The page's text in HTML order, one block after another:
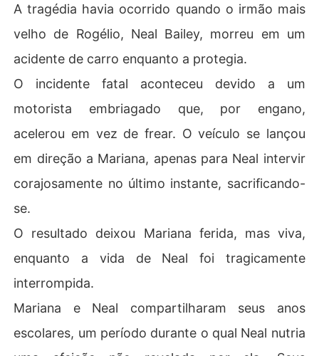
A tragédia havia ocorrido quando o irmão mais
velho de Rogélio, Neal Bailey, morreu em um
acidente de carro enquanto a protegia.
O incidente fatal aconteceu devido a um
motorista embriagado que, por engano,
acelerou em vez de frear. O veículo se lançou
em direção a Mariana, apenas para Neal intervir
corajosamente no último instante, sacrificando-
se.
O resultado deixou Mariana ferida, mas viva,
enquanto a vida de Neal foi tragicamente
interrompida.
Mariana e Neal compartilharam seus anos
escolares, um período durante o qual Neal nutria